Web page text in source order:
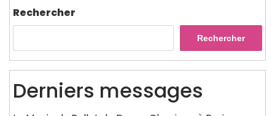
Rechercher
Rechercher
Derniers messages